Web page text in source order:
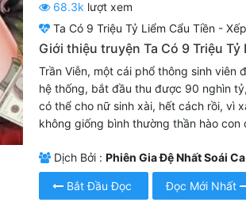
68.3k lượt xem
Ta Có 9 Triệu Tỷ Liểm Cẩu Tiền -
Giới thiệu truyện Ta Có 9 Triệu Tỷ
Trần Viễn, một cái phổ thông sinh
hệ thống, bắt đầu thu được 90 nghìn
có thể cho nữ sinh xài, hết cách rồi, vì
không giống bình thường thần hào con
Dịch Bởi : Phiên Gia Đệ Nhất Soái Ca
Bắt Đầu Đọc Đọc Mới Nhất